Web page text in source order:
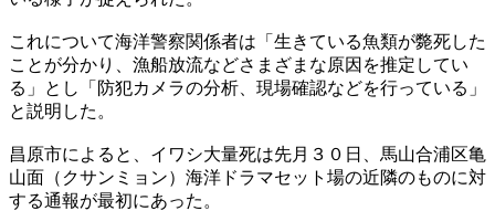
これについて海洋警察関係者は「生きている魚類が斃死した
ことが分かり、漁船放流などさまざまな原因を推定してい
る」とし「防犯カメラの分析、現場確認などを行っている」
と説明した。
昌原市によると、イワシ大量死は先月３０日、馬山合浦区亀
山面（クサンミョン）海洋ドラマセット場の近隣のものに対
する通報が最初にあった。